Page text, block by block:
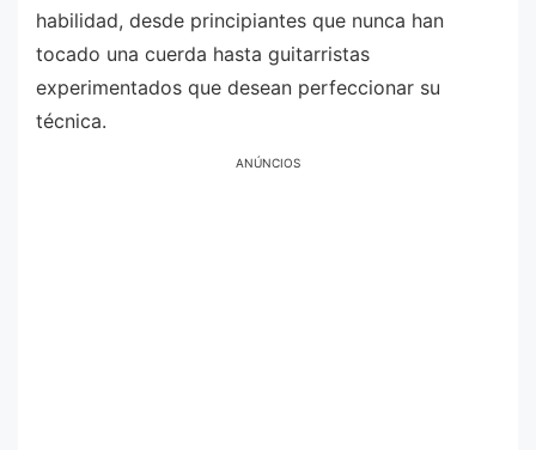
habilidad, desde principiantes que nunca han
tocado una cuerda hasta guitarristas
experimentados que desean perfeccionar su
técnica.
ANÚNCIOS